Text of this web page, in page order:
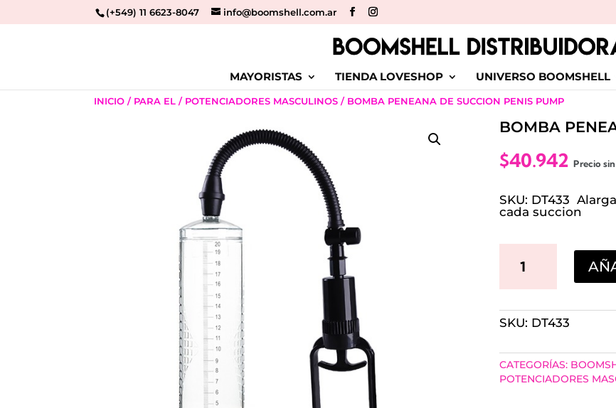
(+549) 11 6623-8047 info@boomshell.com.ar
MAYORISTAS TIENDA LOVESHOP UNIVERSO BOOMSHELL
INICIO / PARA EL / POTENCIADORES MASCULINOS / BOMBA PENEANA DE SUCCION PENIS PUMP
BOMBA
$40.942 Precio
SKU: DT433
cada succion
SUCCION
PENIS
PUMP
SKU: DT433
CATEGORÍAS:
POTENCIADORES